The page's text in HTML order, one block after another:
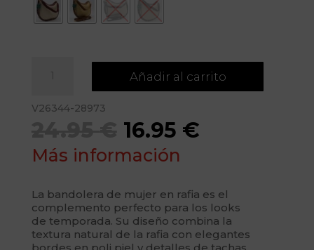
con
polipiel
tachas,ref28973
cantidad
Añadir al carrito
V26344-28973
El
precio
original
era:
24.95 €.
16.95 €El
actual
es:
16.95 €.
Más información
La bandolera de mujer en rafia es el
complemento perfecto para los looks
de temporada. Su diseño combina la
textura natural de la rafia con elegantes